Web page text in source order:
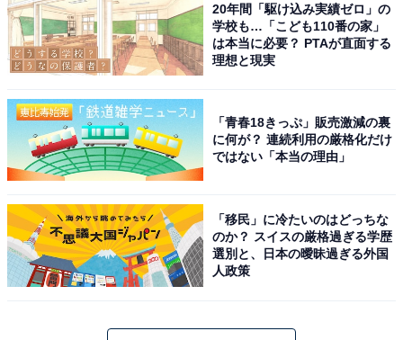
また、同居の家族2人まで特典を共有できる「家族会
員」制度もあります。Amazonプライムに登録して、お
得にお買い物を楽しみましょう。
Amazonプライム 30日間の無料体験を始める
※掲載されている情報は記事公開時のものです。あらか
じめご了承ください。
アバウトに還元されることがあります。
20年間「駆け込み実績ゼロ」の
学校も…「こども110番の家」
は本当に必要？ PTAが直面する
理想と現実
「青春18きっぷ」販売激減の裏
に何が？ 連続利用の厳格化だけ
ではない「本当の理由」
「移民」に冷たいのはどっちな
のか？ スイスの厳格過ぎる学歴
選別と、日本の曖昧過ぎる外国
人政策